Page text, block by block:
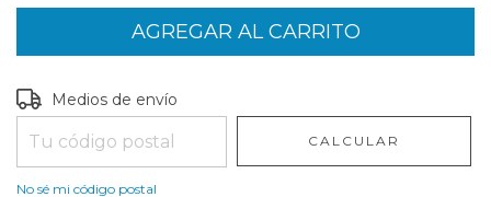
Entregas para el CP:
Medios de envío
CALCULAR
No sé mi código postal